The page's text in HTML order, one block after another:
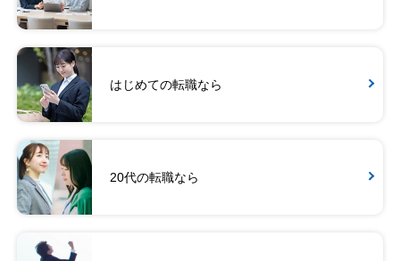
はじめての転職なら
20代の転職なら